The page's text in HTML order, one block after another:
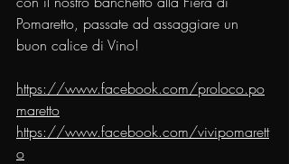
Pomaretto, passate ad assaggiare un
buon calice di Vino!
https://www.facebook.com/proloco.po
maretto
https://www.facebook.com/vivipomarett
o